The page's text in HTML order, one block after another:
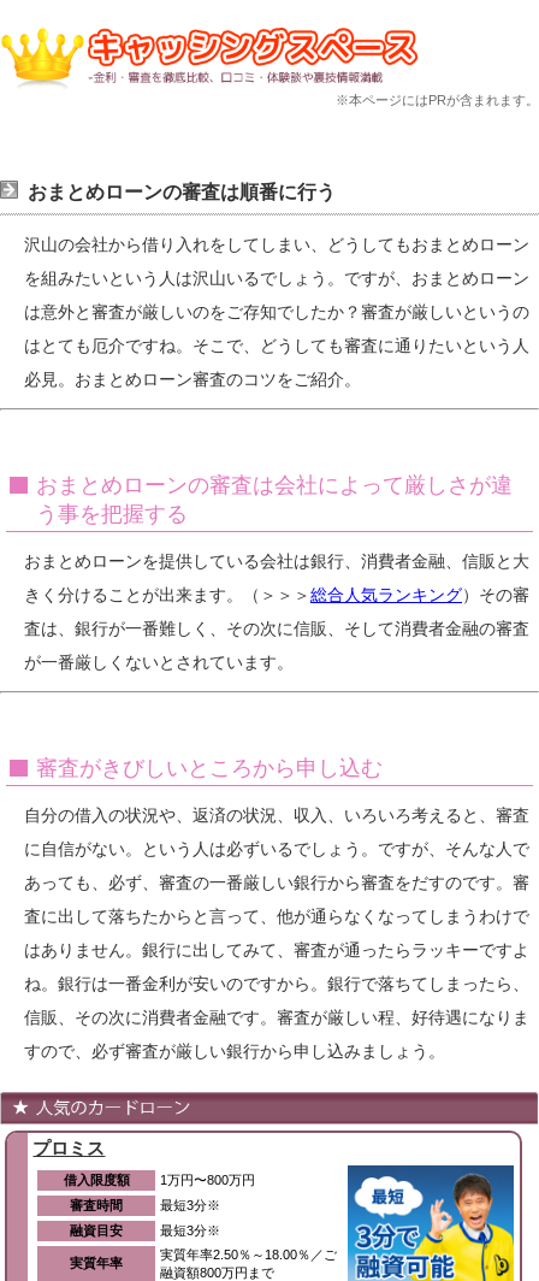
※本ページにはPRが含まれます。
おまとめローンの審査は順番に行う
沢山の会社から借り入れをしてしまい、どうしてもおまとめローン
を組みたいという人は沢山いるでしょう。ですが、おまとめローン
は意外と審査が厳しいのをご存知でしたか？審査が厳しいというの
はとても厄介ですね。そこで、どうしても審査に通りたいという人
必見。おまとめローン審査のコツをご紹介。
おまとめローンの審査は会社によって厳しさが違
う事を把握する
おまとめローンを提供している会社は銀行、消費者金融、信販と大
きく分けることが出来ます。（＞＞＞総合人気ランキング）その審
査は、銀行が一番難しく、その次に信販、そして消費者金融の審査
が一番厳しくないとされています。
審査がきびしいところから申し込む
自分の借入の状況や、返済の状況、収入、いろいろ考えると、審査
に自信がない。という人は必ずいるでしょう。ですが、そんな人で
あっても、必ず、審査の一番厳しい銀行から審査をだすのです。審
査に出して落ちたからと言って、他が通らなくなってしまうわけで
はありません。銀行に出してみて、審査が通ったらラッキーですよ
ね。銀行は一番金利が安いのですから。銀行で落ちてしまったら、
信販、その次に消費者金融です。審査が厳しい程、好待遇になりま
すので、必ず審査が厳しい銀行から申し込みましょう。
プロミス
借入限度額
1万円〜800万円
審査時間
最短3分※
融資目安
最短3分※
実質年率
実質年率2.50％～18.00％／ご
融資額800万円まで